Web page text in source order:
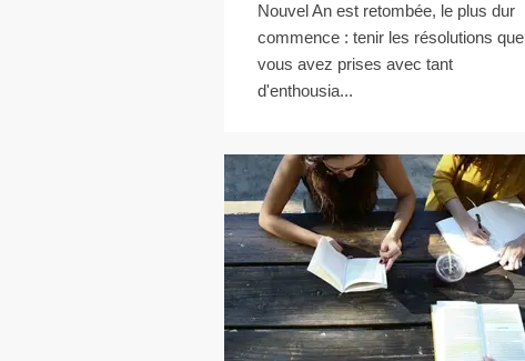
Nouvel An est retombée, le plus dur
commence : tenir les résolutions que
vous avez prises avec tant
d'enthousia...